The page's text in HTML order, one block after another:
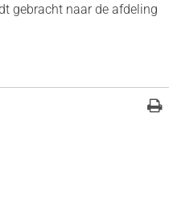
gebracht naar de afdeling